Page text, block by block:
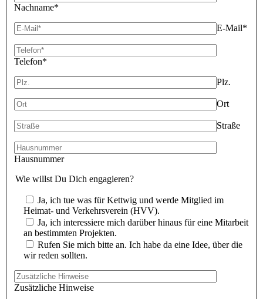
Nachname*
E-Mail*
Telefon*
Plz.
Ort
Straße
Hausnummer
Wie willst Du Dich engagieren?
Ja, ich tue was für Kettwig und werde Mitglied im
Heimat- und Verkehrsverein (HVV).
Ja, ich interessiere mich darüber hinaus für eine Mitarbeit
an bestimmten Projekten.
Rufen Sie mich bitte an. Ich habe da eine Idee, über die
wir reden sollten.
Zusätzliche Hinweise